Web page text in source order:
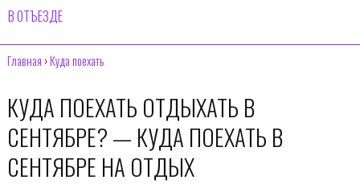
В ОТЪЕЗДЕ
Главная ›Куда поехать
КУДА ПОЕХАТЬ ОТДЫХАТЬ В
СЕНТЯБРЕ? — КУДА ПОЕХАТЬ В
СЕНТЯБРЕ НА ОТДЫХ